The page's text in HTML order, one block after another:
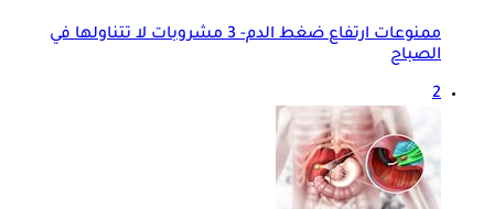
ممنوعات ارتفاع ضغط الدم- 3 مشروبات لا تتناولها في
الصباح
2